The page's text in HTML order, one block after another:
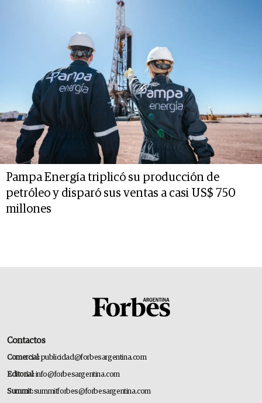
Pampa Energía triplicó su producción de
petróleo y disparó sus ventas a casi US$ 750
millones
Contactos
Comercial:publicidad@forbesargentina.com
Editorial:info@forbesargentina.com
Summit:summitforbes@forbesargentina.com